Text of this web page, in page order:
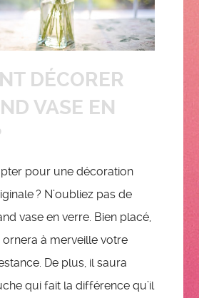
DÉCORER
VASE EN
pour une décoration
? N’oubliez pas de
vase en verre. Bien placé,
à merveille votre
De plus, il saura
qui fait la différence qu’il